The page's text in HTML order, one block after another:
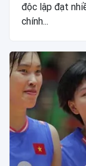
độc lập đạt
chính...